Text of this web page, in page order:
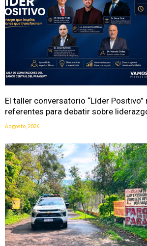
El taller conversatorio “Líder Positivo”
referentes para debatir sobre
6 agosto, 2026